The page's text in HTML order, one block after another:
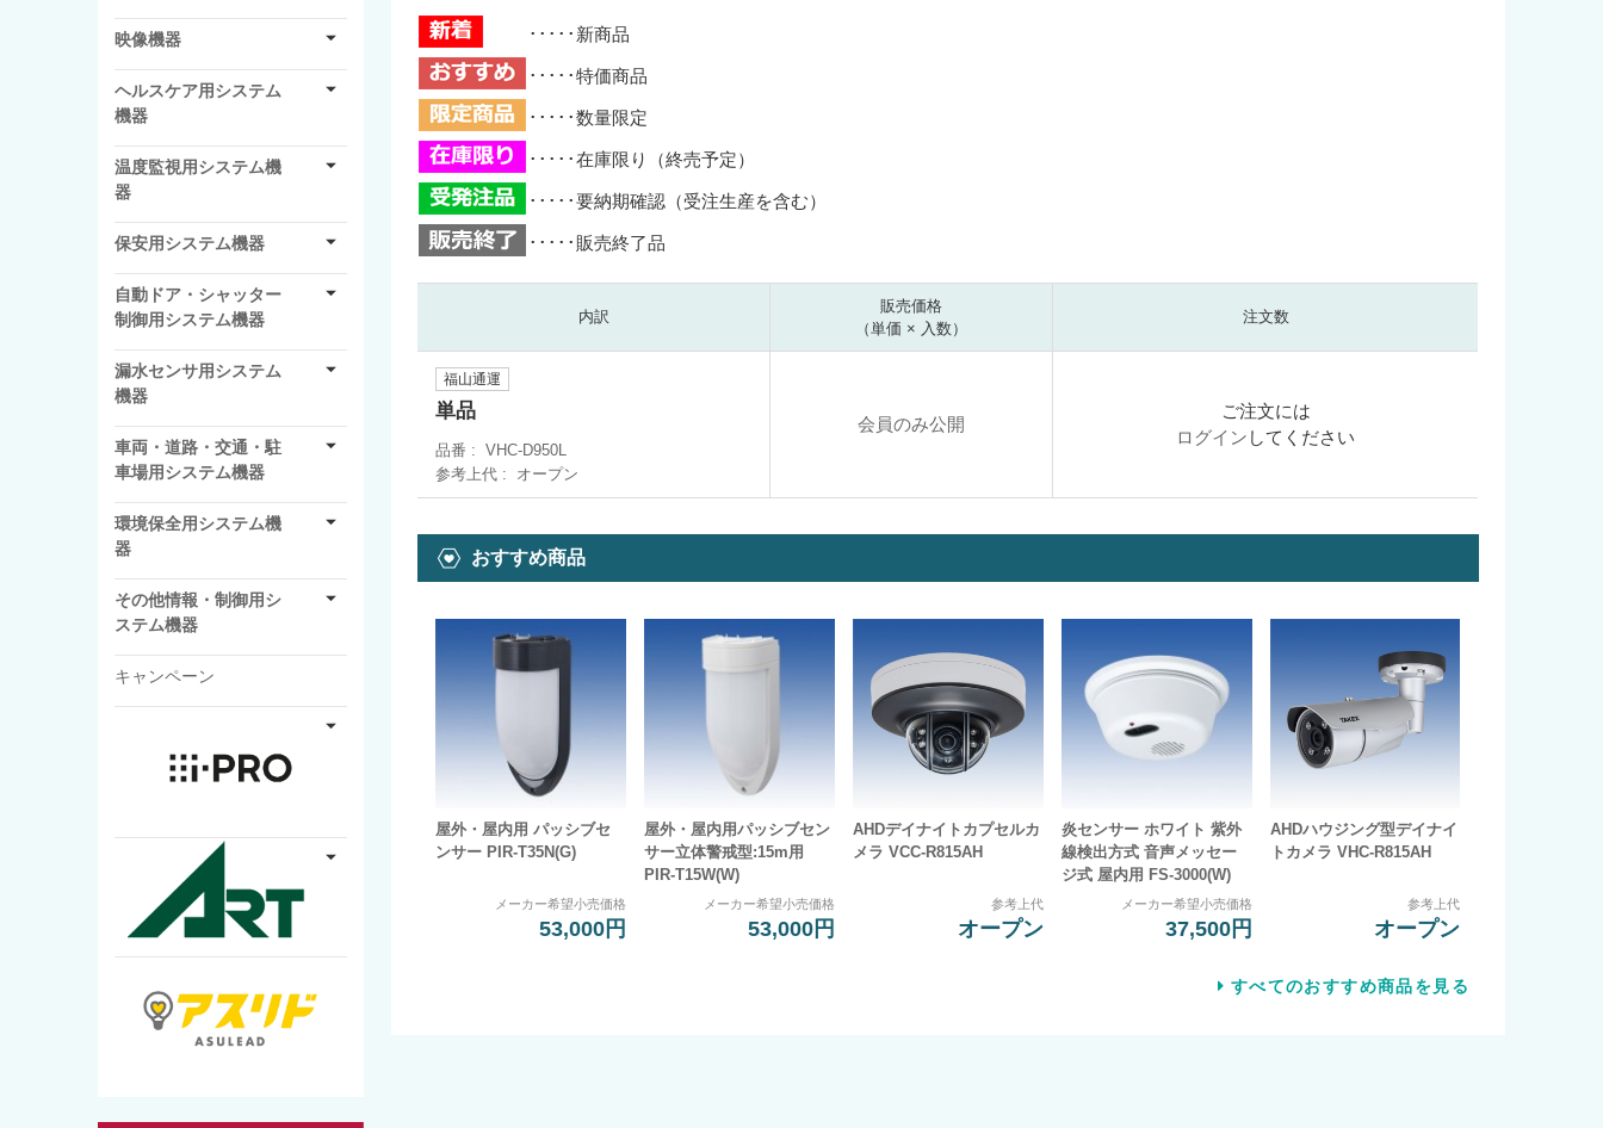
･････新商品
･････特価商品
･････数量限定
･････在庫限り（終売予定）
･････要納期確認（受注生産を含む）
･････販売終了品
内訳
販売価格
（単価 × 入数）
注文数
福山通運
単品
品番
VHC-D950L
参考上代
オープン
会員のみ公開
ご注文には
ログイン してください
おすすめ商品
屋外・屋内用 パッシブセ
ンサー PIR-T35N(G)
メーカー希望小売価格
53,000円
屋外・屋内用パッシブセン
サー立体警戒型:15m用
PIR-T15W(W)
メーカー希望小売価格
53,000円
AHDデイナイトカプセルカ
メラ VCC-R815AH
参考上代
オープン
炎センサー ホワイト 紫外
線検出方式 音声メッセー
ジ式 屋内用 FS-3000(W)
メーカー希望小売価格
37,500円
AHDハウジング型デイナイ
トカメラ VHC-R815AH
参考上代
オープン
すべてのおすすめ商品を見る
映像機器
ヘルスケア用システム
機器
温度監視用システム機
器
保安用システム機器
自動ドア・シャッター
制御用システム機器
漏水センサ用システム
機器
車両・道路・交通・駐
車場用システム機器
環境保全用システム機
器
その他情報・制御用シ
ステム機器
キャンペーン